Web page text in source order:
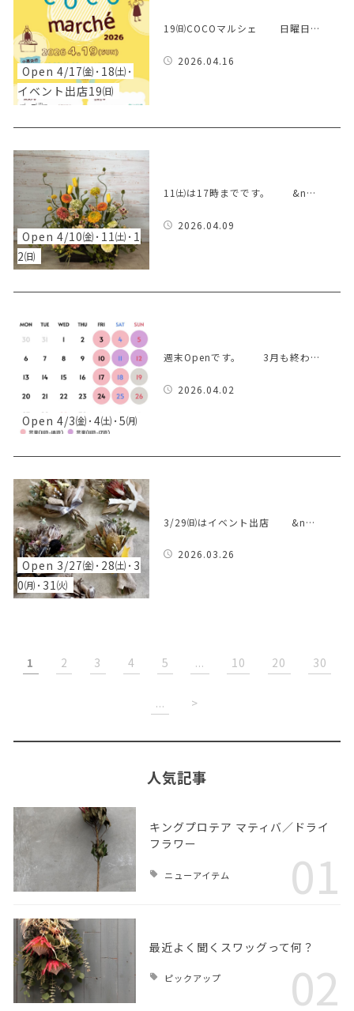
Open 4/17㈮･18㈯･
イベント出店19㈰
19㈰COCOマルシェ 日曜日…
2026.04.16
Open 4/10㈮･11㈯･1
2㈰
11㈯は17時までです。 &n…
2026.04.09
Open 4/3㈮･4㈯･5㈪
週末Openです。 3月も終わ…
2026.04.02
Open 3/27㈮･28㈯･3
0㈪･31㈫
3/29㈰はイベント出店 &n…
2026.03.26
1 2 3 4 5 ... 10 20 30
... >
人気記事
キングプロテア マティバ／ドライ
フラワー
ニューアイテム 01
最近よく聞くスワッグって何？
ピックアップ 02